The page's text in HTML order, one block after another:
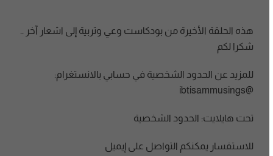
هذه الحلقة الأخيرة من بودكاست وعي وتربية إلى اشعار آخر ..
شكرا لكم
للمزيد عن الحدود الشخصية في حسابي بالانستغرام:
@ibtisammusings
تحت هايلايت: الحدود الشخصية
للاستفسار يمكنكم التواصل على إيميل